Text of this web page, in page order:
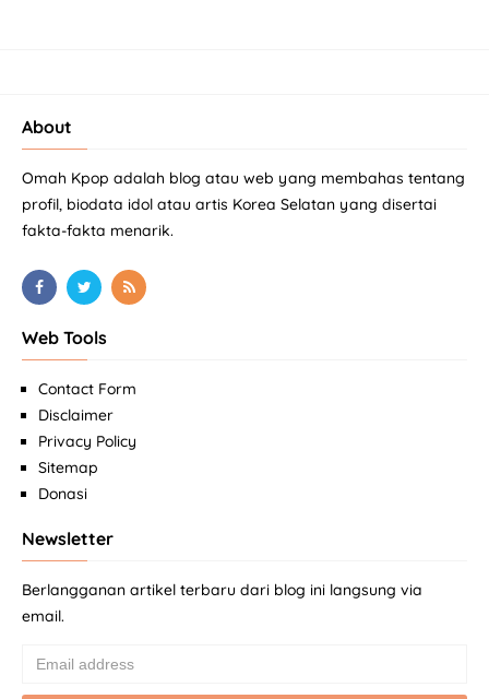
About
Omah Kpop adalah blog atau web yang membahas tentang
profil, biodata idol atau artis Korea Selatan yang disertai
fakta-fakta menarik.
Web Tools
Contact Form
Disclaimer
Privacy Policy
Sitemap
Donasi
Newsletter
Berlangganan artikel terbaru dari blog ini langsung via
email.